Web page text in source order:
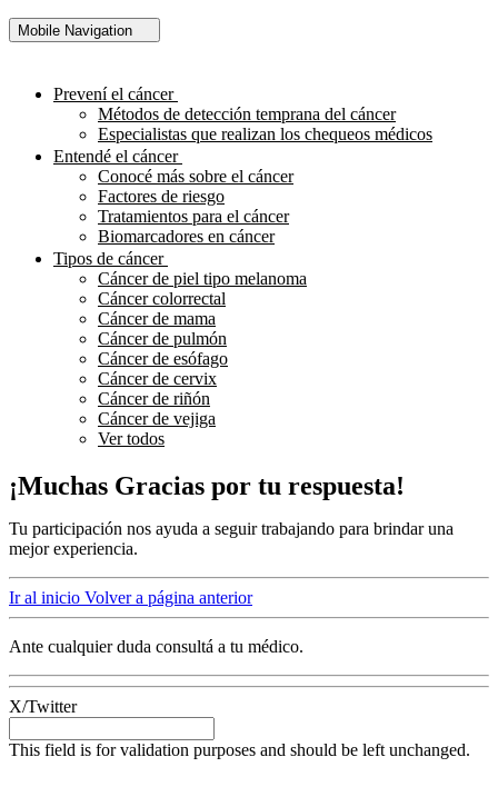
Mobile Navigation
Prevení el cáncer
Métodos de detección temprana del cáncer
Especialistas que realizan los chequeos médicos
Entendé el cáncer
Conocé más sobre el cáncer
Factores de riesgo
Tratamientos para el cáncer
Biomarcadores en cáncer
Tipos de cáncer
Cáncer de piel tipo melanoma
Cáncer colorrectal
Cáncer de mama
Cáncer de pulmón
Cáncer de esófago
Cáncer de cervix
Cáncer de riñón
Cáncer de vejiga
Ver todos
¡Muchas Gracias por tu respuesta!
Tu participación nos ayuda a seguir trabajando para brindar una
mejor experiencia.
Ir al inicio Volver a página anterior
Ante cualquier duda consultá a tu médico.
X/Twitter
This field is for validation purposes and should be left unchanged.